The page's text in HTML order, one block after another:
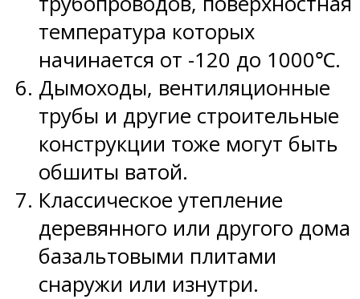
температура которых
начинается от -120 до 1000℃.
Дымоходы, вентиляционные
трубы и другие строительные
конструкции тоже могут быть
обшиты ватой.
Классическое утепление
деревянного или другого дома
базальтовыми плитами
снаружи или изнутри.